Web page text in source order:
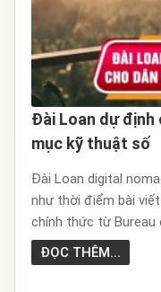
Đài Loan dự định
mục kỹ thuật số
Đài Loan digital
như thời điểm bài
chính thức từ
ĐỌC THÊM...